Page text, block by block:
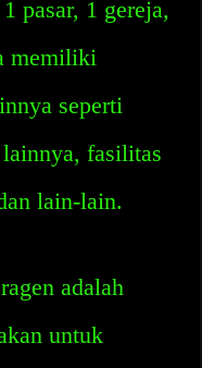
pasar, 1 gereja,
memiliki
seperti
fasilitas
lain-lain.
adalah
untuk